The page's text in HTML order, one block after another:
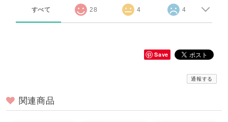
すべて 28 4 4
Save
通報する
関連商品